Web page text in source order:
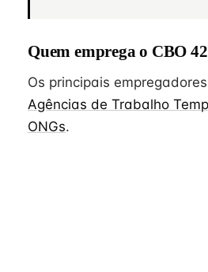
Quem emprega o CBO
Os principais
Agências de Trabalho
ONGs.